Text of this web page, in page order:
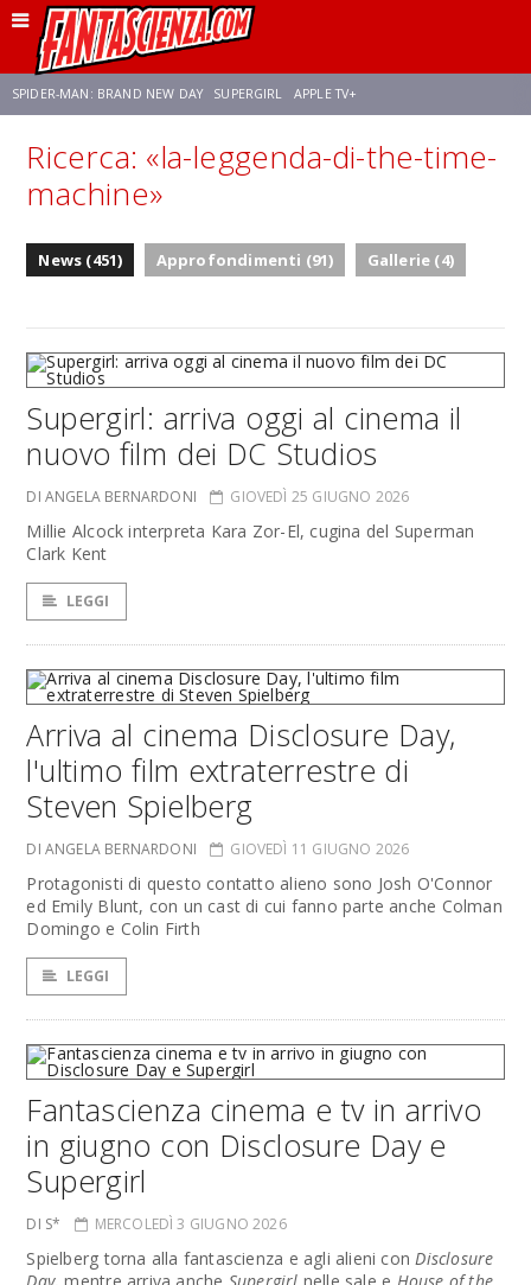
SPIDER-MAN: BRAND NEW DAY SUPERGIRL APPLE TV+
FRANCO RICCIARDIELLO ZENDAYA STAR TREK AVENGERS: DOOMSDAY
NETFLIX SADIE SINK CELIA ROSE GOODING
Ricerca: «la-leggenda-di-the-time-
machine»
News (451) Approfondimenti (91) Gallerie (4)
Supergirl: arriva oggi al cinema il
nuovo film dei DC Studios
DI ANGELA BERNARDONI GIOVEDÌ 25 GIUGNO 2026
Millie Alcock interpreta Kara Zor-El, cugina del Superman
Clark Kent
LEGGI
Arriva al cinema Disclosure Day,
l'ultimo film extraterrestre di
Steven Spielberg
DI ANGELA BERNARDONI GIOVEDÌ 11 GIUGNO 2026
Protagonisti di questo contatto alieno sono Josh O'Connor
ed Emily Blunt, con un cast di cui fanno parte anche Colman
Domingo e Colin Firth
LEGGI
Fantascienza cinema e tv in arrivo
in giugno con Disclosure Day e
Supergirl
DI S* MERCOLEDÌ 3 GIUGNO 2026
Spielberg torna alla fantascienza e agli alieni conDisclosure